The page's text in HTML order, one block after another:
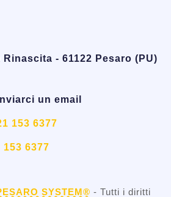
Rinascita - 61122 Pesaro (PU)
un email
153 6377
153 6377
SYSTEM® - Tutti i diritti